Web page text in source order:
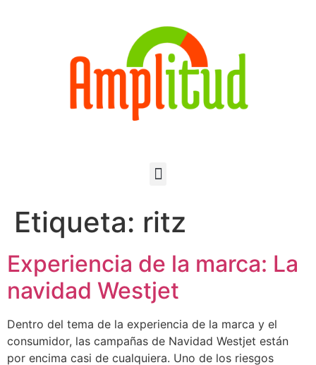
Etiqueta: ritz
Experiencia de la marca: La
navidad Westjet
Dentro del tema de la experiencia de la marca y el
consumidor, las campañas de Navidad Westjet están
por encima casi de cualquiera. Uno de los riesgos